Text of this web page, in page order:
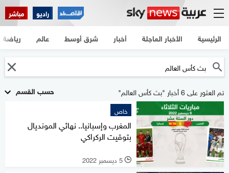
راديو مباشر
الرئيسية الأخبار العاجلة أخبار شرق أوسط عالم رياضة
حسب القسم تم العثور على 6 أخبار "بث كأس العالم"
خاص
المغرب وإسبانيا.. نهائي المونديال
بتوقيت الركراكي
l 5 ديسمبر 2022